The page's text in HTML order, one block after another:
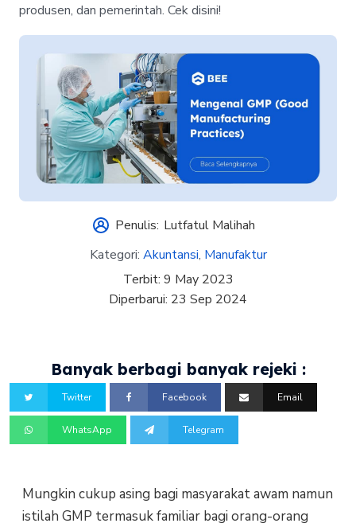
produsen, dan pemerintah. Cek disini!
Penulis: Lutfatul Malihah
Kategori: Akuntansi, Manufaktur
Terbit: 9 May 2023
Diperbarui: 23 Sep 2024
Banyak berbagi banyak rejeki :
Twitter Facebook Email
WhatsApp Telegram
Mungkin cukup asing bagi masyarakat awam namun
istilah GMP termasuk familiar bagi orang-orang